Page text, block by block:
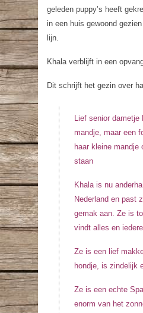
geleden puppy’s heeft
in een huis gewoond
lijn.
Khala verblijft in een
Dit schrijft het gezin over
Lief senior dametje
mandje, maar een
haar kleine mandje
staan
Khala is nu
Nederland en past
gemak aan. Ze is
vindt alles en
Ze is een lief
hondje, is zindelijk
Ze is een echte
enorm van het